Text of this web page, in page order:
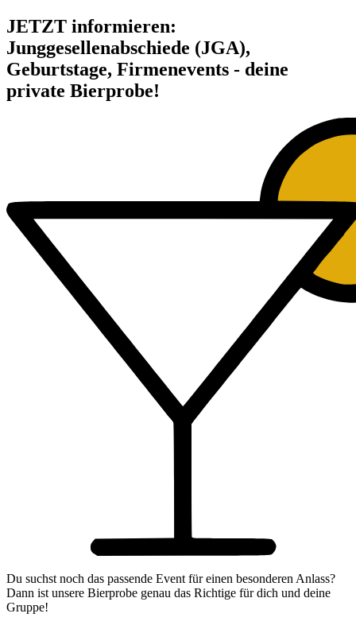
JETZT informieren:
Junggesellenabschiede (JGA),
Geburtstage, Firmenevents - deine
private Bierprobe!
Du suchst noch das passende Event für einen besonderen Anlass?
Dann ist unsere Bierprobe genau das Richtige für dich und deine
Gruppe!